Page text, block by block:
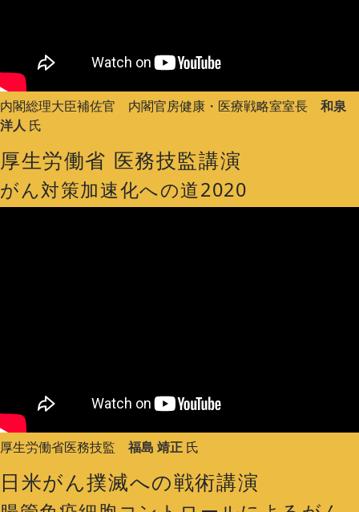
内閣総理大臣補佐官 内閣官房健康・医療戦略室室長 和泉
洋人 氏
厚生労働省 医務技監講演
がん対策加速化への道2020
厚生労働省医務技監 福島 靖正 氏
日米がん撲滅への戦術講演